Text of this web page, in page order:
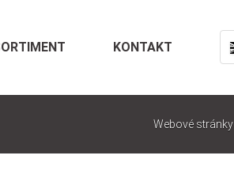
KONTAKT
Webové stránky